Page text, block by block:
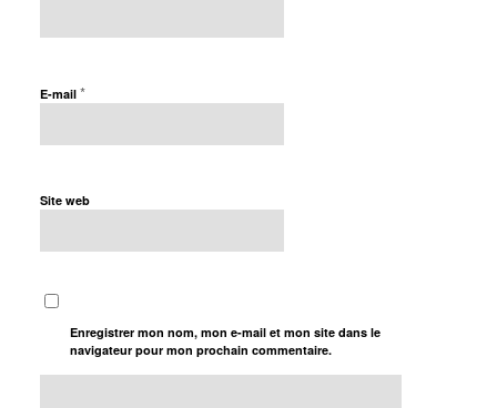
E-mail *
Site web
Enregistrer mon nom, mon e-mail et mon site dans le
navigateur pour mon prochain commentaire.